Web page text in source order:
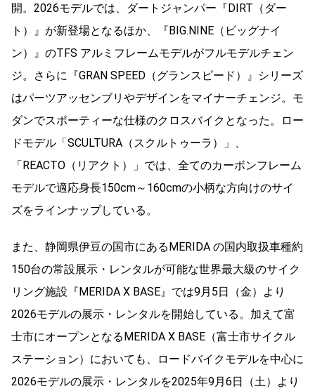
開。2026モデルでは、ダートジャンパー『DIRT（ダー
ト）』が新登場となるほか、『BIG.NINE（ビッグナイ
ン）』のTFS アルミフレームモデルがフルモデルチェン
ジ。さらに『GRAN SPEED（グランスピード）』シリーズ
はパーツアッセンブリやデザインをマイナーチェンジ。モ
ダンでスポーティーな仕様のクロスバイクとなった。ロー
ドモデル「SCULTURA（スクルトゥーラ）」、
「REACTO（リアクト）」では、全てのカーボンフレーム
モデルで適応身長150cm～160cmの小柄な方向けのサイ
ズをラインナップしている。
また、静岡県伊豆の国市にあるMERIDA の国内取扱車種約
150台の常設展示・レンタルが可能な世界最大級のサイク
リング施設『MERIDA X BASE』では9月5日（金）より
2026モデルの展示・レンタルを開始している。加えて富
士市にオープンとなるMERIDA X BASE（富士市サイクル
ステーション）においても、ロードバイクモデルを中心に
2026モデルの展示・レンタルを2025年9月6日（土）より